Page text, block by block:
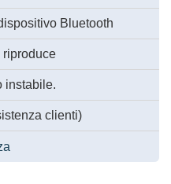
Bluetooth
riproduce
instabile.
clienti)